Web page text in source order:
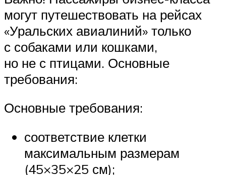
могут путешествовать на рейсах
«Уральских авиалиний» только
с собаками или кошками,
но не с птицами. Основные
требования:
Основные требования:
соответствие клетки
максимальным размерам
(45×35×25 см);